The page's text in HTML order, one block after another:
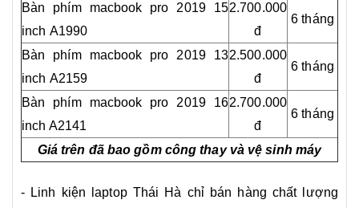
Bàn phím macbook pro 2019 15
inch A1990
2.700.000
đ
6 tháng
Bàn phím macbook pro 2019 13
inch A2159
2.500.000
đ
6 tháng
Bàn phím macbook pro 2019 16
inch A2141
2.700.000
đ
6 tháng
Giá trên đã bao gồm công thay và vệ sinh máy
- Linh kiện laptop Thái Hà chỉ bán hàng chất lượng